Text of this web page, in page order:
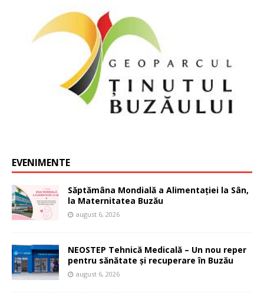
EVENIMENTE
Săptămâna Mondială a Alimentației la Sân,
la Maternitatea Buzău
august 6, 2026
NEOSTEP Tehnică Medicală – Un nou reper
pentru sănătate și recuperare în Buzău
august 6, 2026